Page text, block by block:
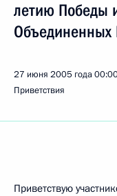
летию Победы
Объединенных
27 июня 2005 года
Приветствия
Приветствую